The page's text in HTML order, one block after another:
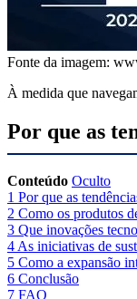
Fonte da imagem:
À medida que
Por que as
Conteúdo Oculto
1 Por que as
2 Como os produtos
3 Que inovações
4 As iniciativas de
5 Como a expansão
6 Conclusão
7 FAQ